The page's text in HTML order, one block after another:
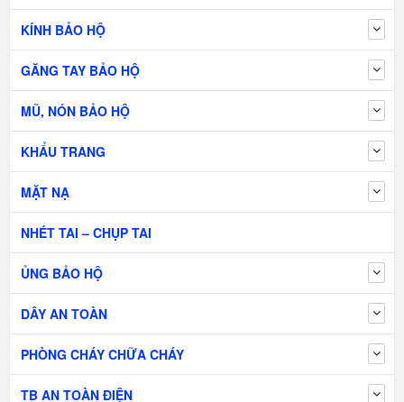
KÍNH BẢO HỘ
GĂNG TAY BẢO HỘ
MŨ, NÓN BẢO HỘ
KHẨU TRANG
MẶT NẠ
NHÉT TAI – CHỤP TAI
ỦNG BẢO HỘ
DÂY AN TOÀN
PHÒNG CHÁY CHỮA CHÁY
TB AN TOÀN ĐIỆN